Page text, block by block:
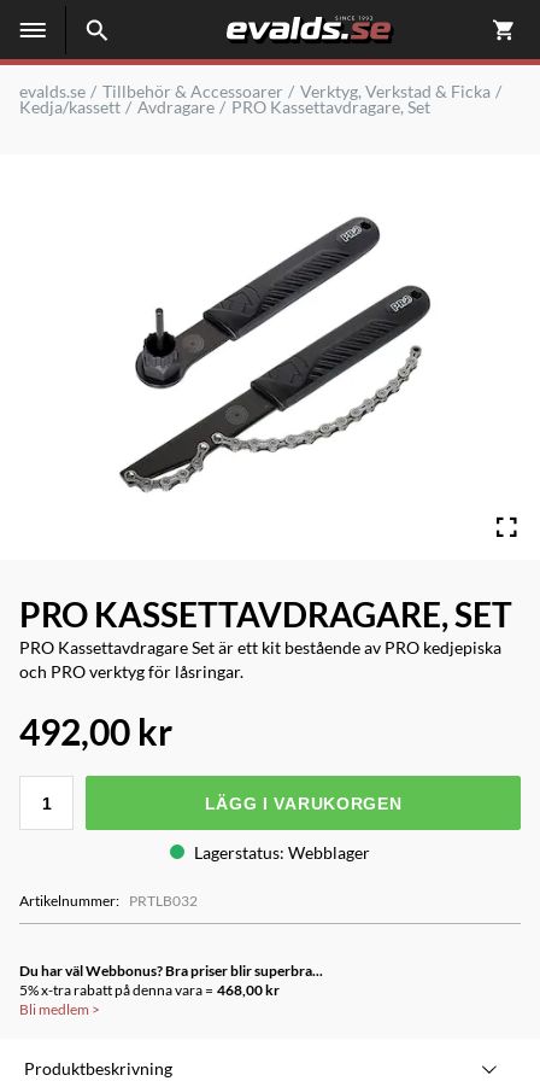
evalds.se Tillbehör & Accessoarer
Verktyg, Verkstad & Ficka
Kedja/kassett
Avdragare PRO Kassettavdragare, Set
PRO KASSETTAVDRAGARE, SET
PRO Kassettavdragare Set är ett kit bestående av PRO kedjepiska
och PRO verktyg för låsringar.
492,00 kr
LÄGG I VARUKORGEN
Lagerstatus: Webblager
Artikelnummer: PRTLB032
Du har väl Webbonus? Bra priser blir superbra...
5% x-tra rabatt på denna vara = 468,00 kr
Bli medlem >
Produktbeskrivning